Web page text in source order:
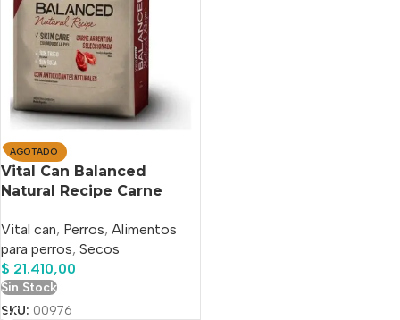
AGOTADO
Vital Can Balanced
Natural Recipe Carne
X 3 Kg
Vital can, Perros, Alimentos
para perros, Secos
$ 21.410,00
Sin Stock
SKU: 00976